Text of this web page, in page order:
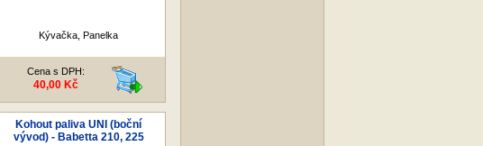
Kývačka, Panelka
Cena s DPH:
40,00 Kč
Kohout paliva UNI (boční
vývod) - Babetta 210, 225